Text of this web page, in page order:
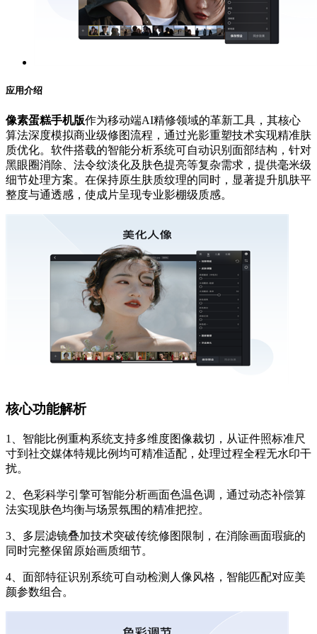
应用介绍
像素蛋糕手机版作为移动端AI精修领域的革新工具，其核心
算法深度模拟商业级修图流程，通过光影重塑技术实现精准肤
质优化。软件搭载的智能分析系统可自动识别面部结构，针对
黑眼圈消除、法令纹淡化及肤色提亮等复杂需求，提供毫米级
细节处理方案。在保持原生肤质纹理的同时，显著提升肌肤平
整度与通透感，使成片呈现专业影棚级质感。
核心功能解析
1、智能比例重构系统支持多维度图像裁切，从证件照标准尺
寸到社交媒体特规比例均可精准适配，处理过程全程无水印干
扰。
2、色彩科学引擎可智能分析画面色温色调，通过动态补偿算
法实现肤色均衡与场景氛围的精准把控。
3、多层滤镜叠加技术突破传统修图限制，在消除画面瑕疵的
同时完整保留原始画质细节。
4、面部特征识别系统可自动检测人像风格，智能匹配对应美
颜参数组合。